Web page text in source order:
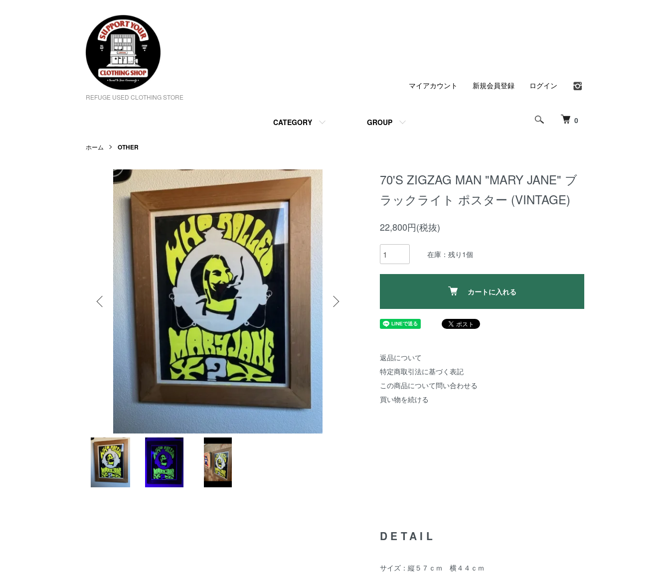
REFUGE USED CLOTHING STORE
0
CATEGORY GROUP
マイアカウント 新規会員登録 ログイン
ホーム OTHER
70'S ZIGZAG MAN "MARY JANE" ブ
ラックライト ポスター (VINTAGE)
22,800円(税抜)
在庫：残り1個
カートに入れる
返品について
特定商取引法に基づく表記
この商品について問い合わせる
買い物を続ける
DETAIL
サイズ：縦５７ｃｍ 横４４ｃｍ